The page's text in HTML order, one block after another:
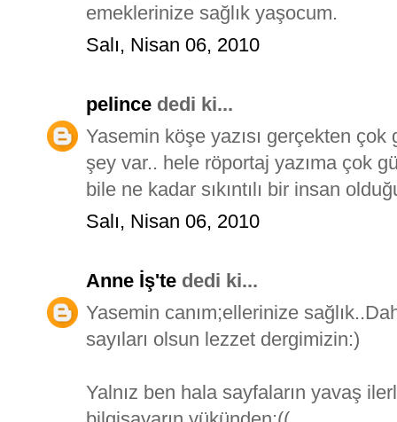
emeklerinize sağlık yaşocum.
Salı, Nisan 06, 2010
pelince dedi ki...
Yasemin köşe yazısı gerçekten
şey var.. hele röportaj yazıma çok
bile ne kadar sıkıntılı bir insan
Salı, Nisan 06, 2010
Anne İş'te dedi ki...
Yasemin canım;ellerinize
sayıları olsun lezzet dergimizin:)
Yalnız ben hala sayfaların yavaş